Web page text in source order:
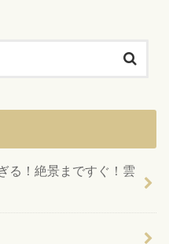
る！絶景まですぐ！雲